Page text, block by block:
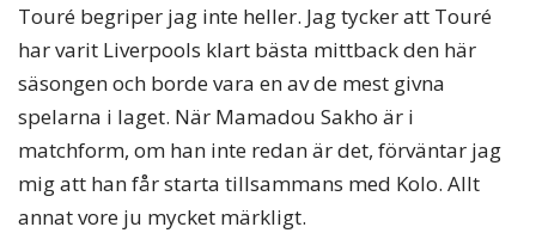
Touré begriper jag inte heller. Jag tycker att Touré
har varit Liverpools klart bästa mittback den här
säsongen och borde vara en av de mest givna
spelarna i laget. När Mamadou Sakho är i
matchform, om han inte redan är det, förväntar jag
mig att han får starta tillsammans med Kolo. Allt
annat vore ju mycket märkligt.